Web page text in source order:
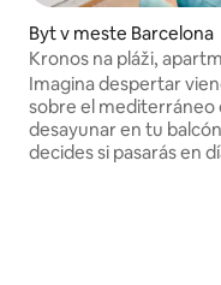
Byt v meste Barcelona
Kronos na pláži,
Imagina despertar
sobre el mediterráneo
desayunar en tu
decides si pasarás en